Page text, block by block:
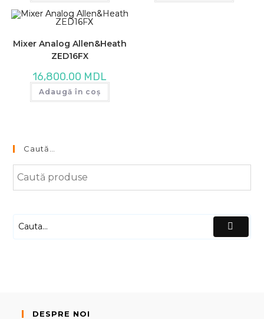
Mixer Analog Allen&Heath
ZED16FX
16,800.00 MDL
Adaugă în coș
Caută…
DESPRE NOI